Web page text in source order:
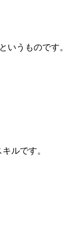
いうものです。
ルです。